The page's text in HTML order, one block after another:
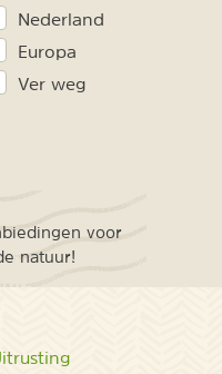
Nederland
Europa
Ver weg
voor
natuur!